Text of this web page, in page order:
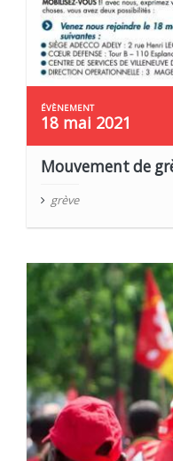
18 mai 2021
Mouvement de
grève